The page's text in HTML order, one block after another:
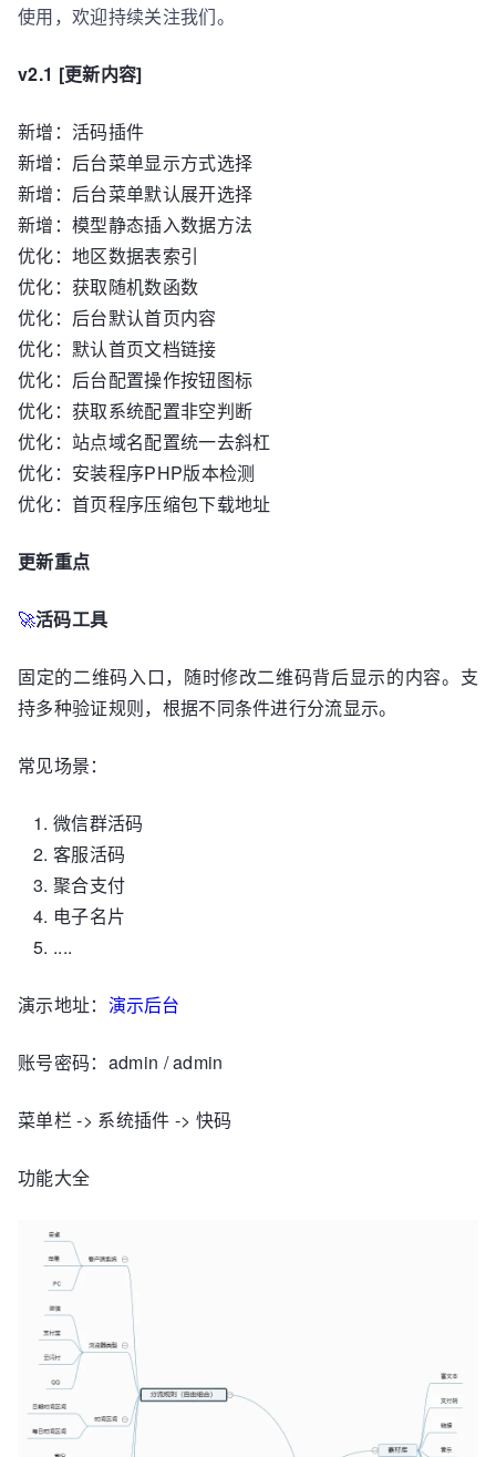
使用，欢迎持续关注我们。
v2.1 [更新内容]
新增：活码插件
新增：后台菜单显示方式选择
新增：后台菜单默认展开选择
新增：模型静态插入数据方法
优化：地区数据表索引
优化：获取随机数函数
优化：后台默认首页内容
优化：默认首页文档链接
优化：后台配置操作按钮图标
优化：获取系统配置非空判断
优化：站点域名配置统一去斜杠
优化：安装程序PHP版本检测
优化：首页程序压缩包下载地址
更新重点
🚀活码工具
固定的二维码入口，随时修改二维码背后显示的内容。支
持多种验证规则，根据不同条件进行分流显示。
常见场景：
微信群活码
客服活码
聚合支付
电子名片
....
演示地址： 演示后台
账号密码：admin / admin
菜单栏 -> 系统插件 -> 快码
功能大全